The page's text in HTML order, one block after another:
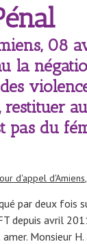
08
la
restituer
pas du
par deux fois
depuis avril
Monsieur
d'appel d'Amiens,